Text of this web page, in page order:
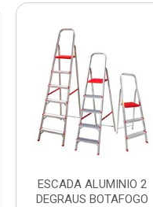
ESCADA ALUMINIO 2
DEGRAUS BOTAFOGO